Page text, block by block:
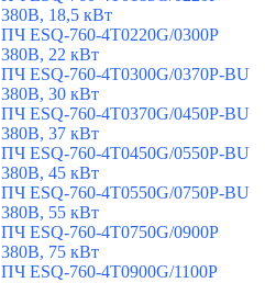
380В, 18,5 кВт
ПЧ ESQ-760-4T0220G/0300P
380В, 22 кВт
ПЧ ESQ-760-4T0300G/0370P-BU
380В, 30 кВт
ПЧ ESQ-760-4T0370G/0450P-BU
380В, 37 кВт
ПЧ ESQ-760-4T0450G/0550P-BU
380В, 45 кВт
ПЧ ESQ-760-4T0550G/0750P-BU
380В, 55 кВт
ПЧ ESQ-760-4T0750G/0900P
380В, 75 кВт
ПЧ ESQ-760-4T0900G/1100P